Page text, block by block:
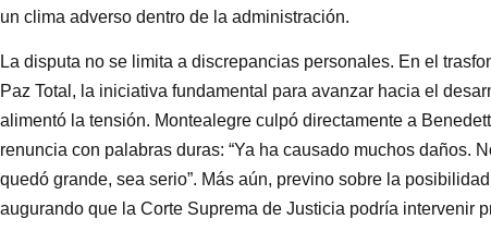
un clima adverso dentro de la administración.
La disputa no se limita a discrepancias personales. En el
Paz Total, la iniciativa fundamental para avanzar hacia el
alimentó la tensión. Montealegre culpó directamente a
renuncia con palabras duras: “Ya ha causado muchos daños.
quedó grande, sea serio”. Más aún, previno sobre la
augurando que la Corte Suprema de Justicia podría intervenir